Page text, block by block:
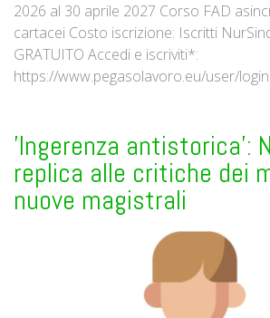
2026 al 30 aprile 2027 Corso FAD
cartacei Costo iscrizione: Iscritti
GRATUITO Accedi e iscriviti*:
https://www.pegasolavoro.eu/user/login
'Ingerenza antistorica':
replica alle critiche dei
nuove magistrali